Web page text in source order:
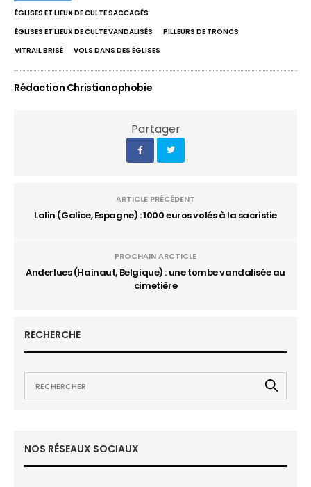
ÉGLISES ET LIEUX DE CULTE SACCAGÉS
ÉGLISES ET LIEUX DE CULTE VANDALISÉS
PILLEURS DE TRONCS
VITRAIL BRISÉ
VOLS DANS DES ÉGLISES
Rédaction Christianophobie
Partager
ARTICLE PRÉCÉDENT
Lalin (Galice, Espagne) : 1000 euros volés à la sacristie
PROCHAIN ARCTICLE
Anderlues (Hainaut, Belgique) : une tombe vandalisée au
cimetière
RECHERCHE
NOS RÉSEAUX SOCIAUX